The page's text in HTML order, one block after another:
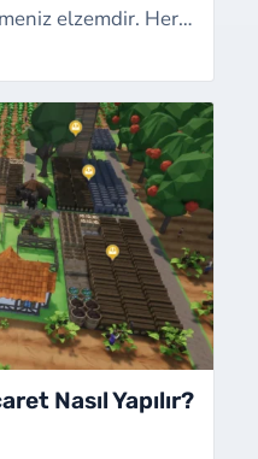
elzemdir. Her
ş…
Nasıl Yapılır?